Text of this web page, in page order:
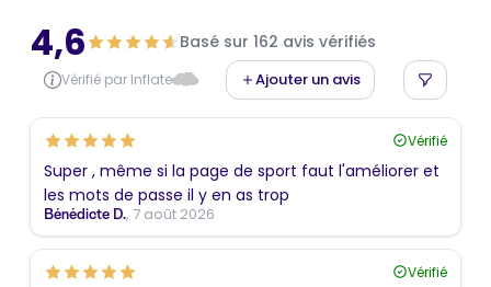
4,6 Basé sur 162 avis vérifiés
Vérifié par Inflate Ajouter un avis
Vérifié
Super , même si la page de sport faut l'améliorer et
les mots de passe il y en as trop
Bénédicte D., 7 août 2026
Vérifié